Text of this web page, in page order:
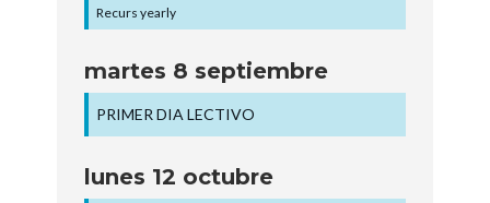
Recurs yearly
martes 8 septiembre
PRIMER DIA LECTIVO
lunes 12 octubre